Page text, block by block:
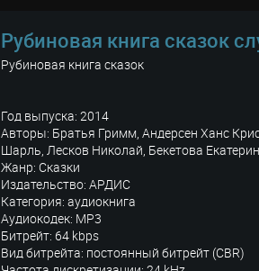
Рубиновая книга сказок
Рубиновая книга сказок
Год выпуска: 2014
Авторы: Братья Гримм, Андерсен Ханс
Шарль, Лесков Николай, Бекетова
Жанр: Сказки
Издательство: АРДИС
Категория: аудиокнига
Аудиокодек: MP3
Битрейт: 64 kbps
Вид битрейта: постоянный битрейт (CBR)